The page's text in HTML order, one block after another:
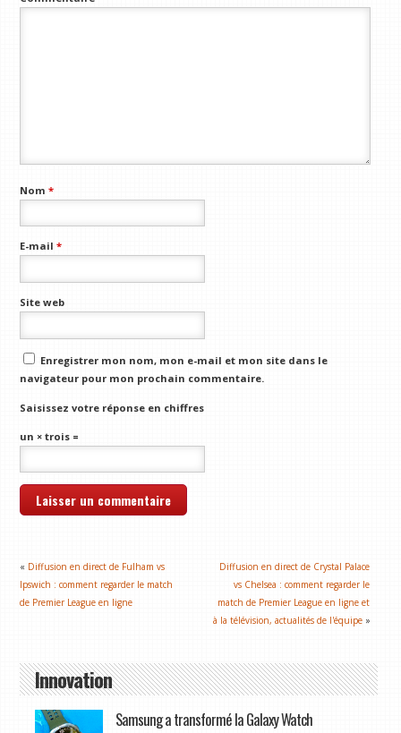
Nom*
E-mail*
Site web
Enregistrer mon nom, mon e-mail et mon site dans le
navigateur pour mon prochain commentaire.
Saisissez votre réponse en chiffres
un × trois =
« Diffusion en direct de Fulham vs
Ipswich : comment regarder le match
de Premier League en ligne
Diffusion en direct de Crystal Palace
vs Chelsea : comment regarder le
match de Premier League en ligne et
à la télévision, actualités de l'équipe»
Innovation
Samsung a transformé la Galaxy Watch